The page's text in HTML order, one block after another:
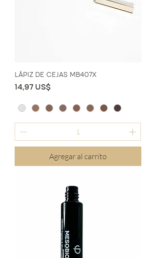
LÁPIZ DE CEJAS MB407X
Precio
14,97 US$
Agregar al carrito